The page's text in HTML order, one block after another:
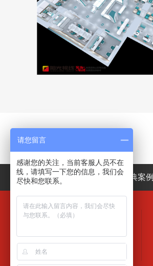
首页 经典案例
请您留言
感谢您的关注，当前客服人员不在
线，请填写一下您的信息，我们会
尽快和您联系。